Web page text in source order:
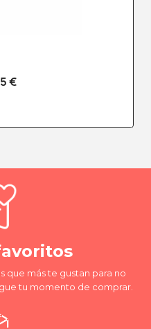
€
que más te gustan para no
tu momento de comprar.